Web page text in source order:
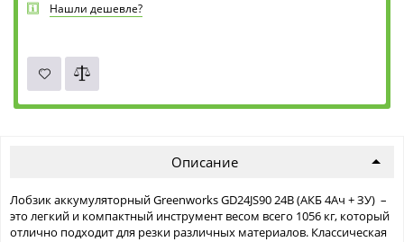
Нашли дешевле?
Описание
Лобзик аккумуляторный Greenworks GD24JS90 24В (АКБ 4Ач + ЗУ) –
это легкий и компактный инструмент весом всего 1056 кг, который
отлично подходит для резки различных материалов. Классическая